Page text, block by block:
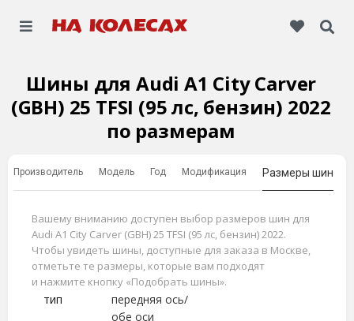
Шины для Audi A1 City Carver
(GBH) 25 TFSI (95 лс, бензин) 2022
по размерам
Производитель Модель Год Модификация Размеры шин
Вашему вниманию доступен выбор размеров шин для
Audi A1 City Carver (GBH) 25 TFSI (95 лс, бензин) 2022.
Чтобы увидеть шины, доступные для заказа в Москве,
отметьте те размеры, которые вам подходят
и нажмите кнопку «Подобрать шины».
тип
передняя ось/
обе оси